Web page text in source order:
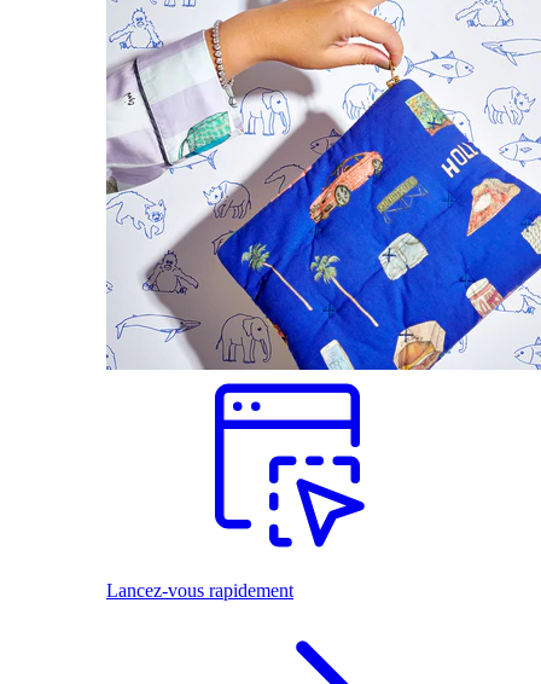
Lancez-vous rapidement